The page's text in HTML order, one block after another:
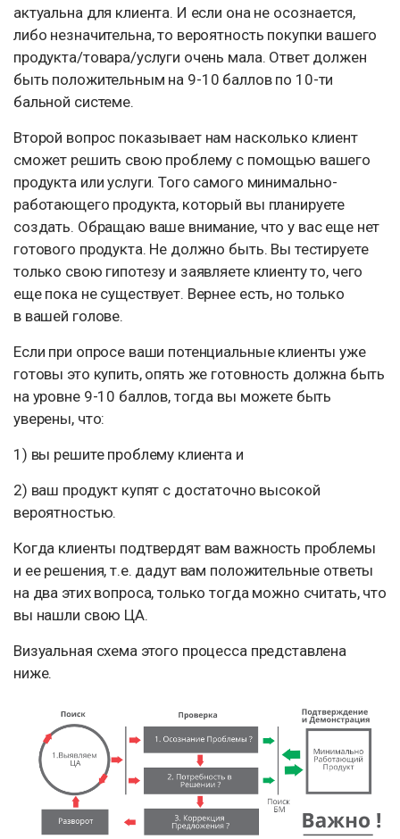
актуальна для клиента. И если она не осознается,
либо незначительна, то вероятность покупки вашего
продукта/товара/услуги очень мала. Ответ должен
быть положительным на 9-10 баллов по 10-ти
бальной системе.
Второй вопрос показывает нам насколько клиент
сможет решить свою проблему с помощью вашего
продукта или услуги. Того самого минимально-
работающего продукта, который вы планируете
создать. Обращаю ваше внимание, что у вас еще нет
готового продукта. Не должно быть. Вы тестируете
только свою гипотезу и заявляете клиенту то, чего
еще пока не существует. Вернее есть, но только
в вашей голове.
Если при опросе ваши потенциальные клиенты уже
готовы это купить, опять же готовность должна быть
на уровне 9-10 баллов, тогда вы можете быть
уверены, что:
1) вы решите проблему клиента и
2) ваш продукт купят с достаточно высокой
вероятностью.
Когда клиенты подтвердят вам важность проблемы
и ее решения, т.е. дадут вам положительные ответы
на два этих вопроса, только тогда можно считать, что
вы нашли свою ЦА.
Визуальная схема этого процесса представлена
ниже.